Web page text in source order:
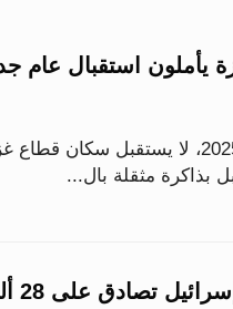
سكان غزة يأملون استقبال
مع الساعات الأخيرة من عام 2025، لا يستقبل
بل بذاكرة مثقلة بال...